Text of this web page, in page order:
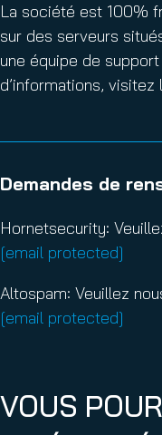
La société est 100%
sur des serveurs
une équipe de
d’informations, visitez
Demandes de
Hornetsecurity:
[email protected]
Altospam: Veuillez
[email protected]
VOUS